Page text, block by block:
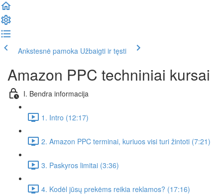
Ankstesnė pamoka Užbaigti ir tęsti
Amazon PPC techniniai kursai
I. Bendra informacija
1. Intro (12:17)
2. Amazon PPC terminai, kuriuos visi turi žintoti (7:21)
3. Paskyros limitai (3:36)
4. Kodėl jūsų prekėms reikia reklamos? (17:16)